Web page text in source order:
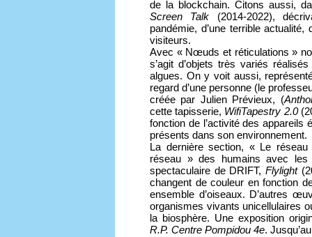
de la blockchain. Citons aussi,
Screen Talk (2014-2022),
pandémie, d’une terrible
visiteurs.
Avec « Nœuds et réticulations »
s’agit d’objets très variés
algues. On y voit aussi,
regard d’une personne (le
créée par Julien Prévieux, (
cette tapisserie, WifiTapestry 2.0
fonction de l’activité des appareils
présents dans son environnement.
La dernière section, « Le
réseau » des humains avec les
spectaculaire de DRIFT,Flylight
changent de couleur en fonction
ensemble d’oiseaux. D’autres
organismes vivants unicellulaires
la biosphère. Une exposition
R.P. Centre Pompidou 4e.